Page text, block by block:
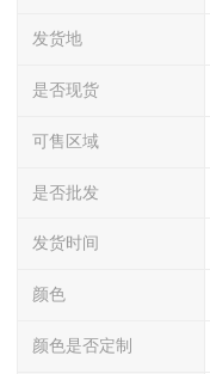
发货地
是否现货
可售区域
是否批发
发货时间
颜色
颜色是否定制